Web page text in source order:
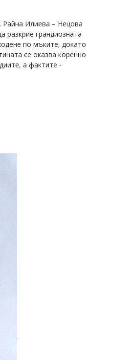
Райна Илиева – Нецова
разкрие грандиозната
по мъките, докато
се оказва коренно
а фактите -